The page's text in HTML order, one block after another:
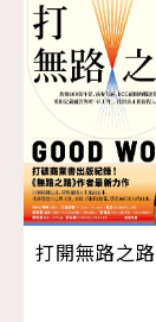
打開無路之路